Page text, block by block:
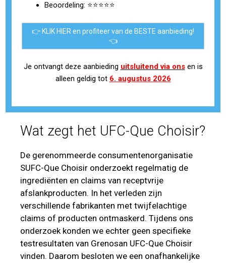
Beoordeling: ⭐⭐⭐⭐⭐
👉 KLIK HIER en profiteer van de BESTE aanbieding!
👈
Je ontvangt deze aanbieding uitsluitend via onsen is
alleen geldig tot 6. augustus 2026
Wat zegt het UFC-Que Choisir?
De gerenommeerde consumentenorganisatie
SUFC-Que Choisir onderzoekt regelmatig de
ingrediënten en claims van receptvrije
afslankproducten. In het verleden zijn
verschillende fabrikanten met twijfelachtige
claims of producten ontmaskerd. Tijdens ons
onderzoek konden we echter geen specifieke
testresultaten van Grenosan UFC-Que Choisir
vinden. Daarom besloten we een onafhankelijke